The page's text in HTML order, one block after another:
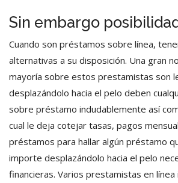
Sin embargo
Cuando son préstamos sobre línea,
alternativas a su disposición. Una gran
mayoría sobre estos prestamistas son
desplazándolo hacia el pelo deben
sobre préstamo indudablemente así­
cual le deja cotejar tasas, pagos
préstamos para hallar algún préstamo
importe desplazándolo hacia el pelo
financieras. Varios prestamistas en línea